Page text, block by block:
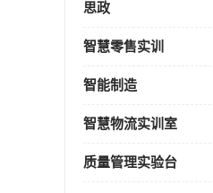
思政
智慧零售实训
智能制造
智慧物流实训室
质量管理实验台